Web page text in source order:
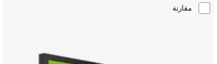
مقارنة